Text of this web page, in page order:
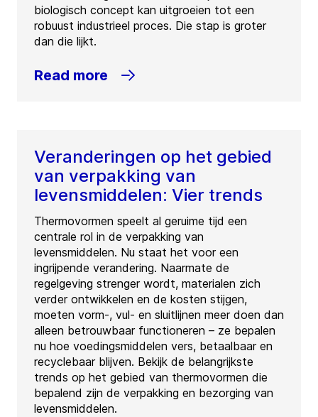
biologisch concept kan uitgroeien tot een
robuust industrieel proces. Die stap is groter
dan die lijkt.
Read more
Veranderingen op het gebied
van verpakking van
levensmiddelen: Vier trends
Thermovormen speelt al geruime tijd een
centrale rol in de verpakking van
levensmiddelen. Nu staat het voor een
ingrijpende verandering. Naarmate de
regelgeving strenger wordt, materialen zich
verder ontwikkelen en de kosten stijgen,
moeten vorm-, vul- en sluitlijnen meer doen dan
alleen betrouwbaar functioneren – ze bepalen
nu hoe voedingsmiddelen vers, betaalbaar en
recyclebaar blijven. Bekijk de belangrijkste
trends op het gebied van thermovormen die
bepalend zijn de verpakking en bezorging van
levensmiddelen.